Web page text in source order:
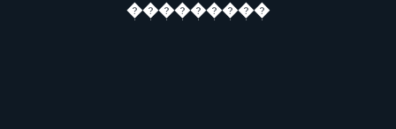
���������